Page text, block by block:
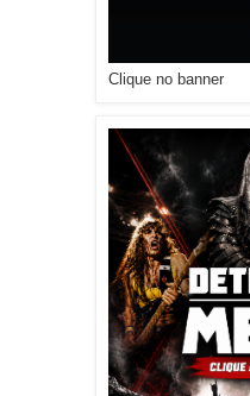
Clique no banner